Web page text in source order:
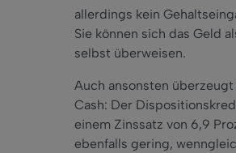
allerdings kein
Sie können sich das Geld
selbst überweisen.
Auch ansonsten überzeugt
Cash: Der
einem Zinssatz von 6,9
ebenfalls gering,